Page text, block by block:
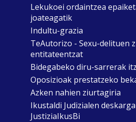
Lekukoei ordaintzea
joateagatik
Indultu-grazia
TeAutorizo - Sexu-delituen
entitateentzat
Bidegabeko diru-sarrerak
Oposizioak prestatzeko
Azken nahien ziurtagiria
Ikustaldi Judizialen
JustiziaIkusBi